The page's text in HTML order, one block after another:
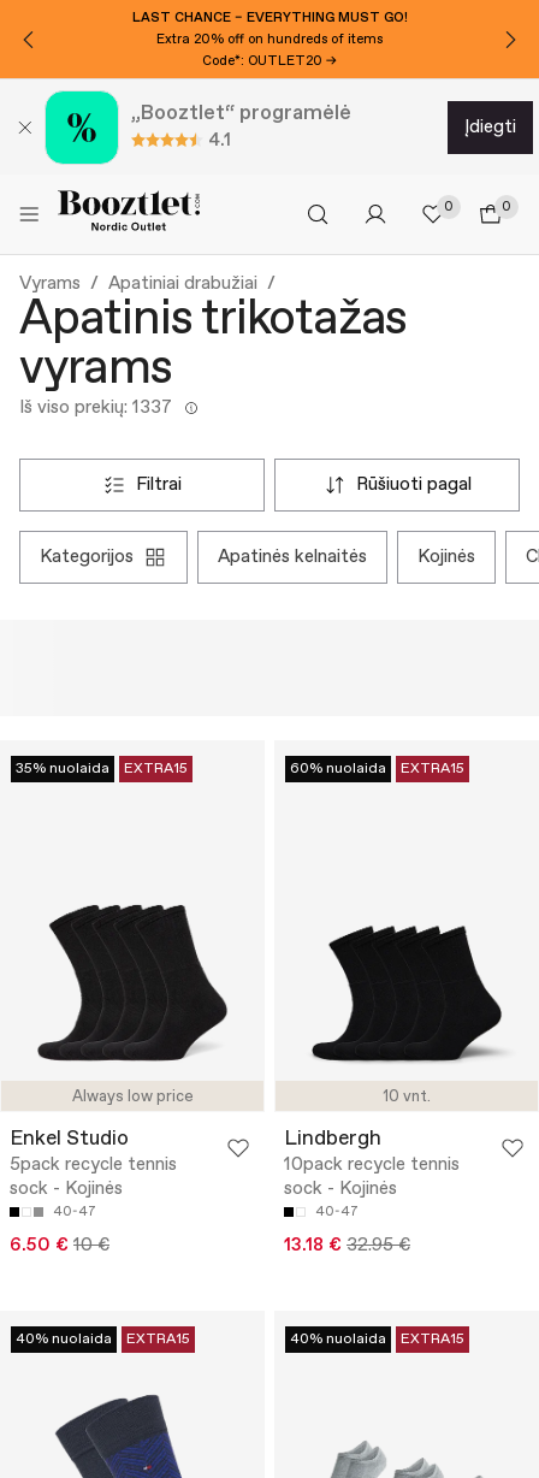
LAST CHANCE – EVERYTHING MUST GO!
Extra 20% off on hundreds of items
Code*: OUTLET20 →
„Booztlet“ programėlė
4.1
įdiegti
0 0
Vyrams Apatiniai drabužiai
Apatinis trikotažas
vyrams
Iš viso prekių: 1337
filtrai rūšiuoti pagal
kategorijos apatinės kelnaitės kojinės
Always low price
35% nuolaida EXTRA15
Enkel Studio
5pack recycle tennis
sock - Kojinės
40-47
6.50 € 10 €
10 vnt.
60% nuolaida EXTRA15
Lindbergh
10pack recycle tennis
sock - Kojinės
40-47
13.18 € 32.95 €
40% nuolaida EXTRA15 40% nuolaida EXTRA15